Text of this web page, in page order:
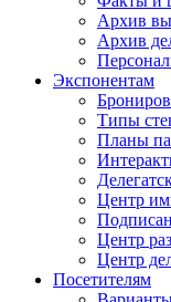
Архив
Архив
Экспонентам
Типы
Планы
Центр
Центр
Центр
Посетителям